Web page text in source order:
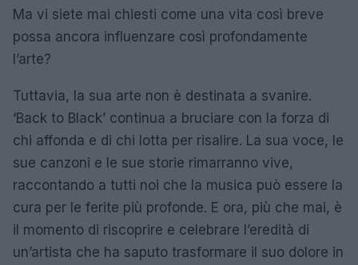
Ma vi siete mai chiesti come una vita così breve
possa ancora influenzare così profondamente
l’arte?
Tuttavia, la sua arte non è destinata a svanire.
‘Back to Black’ continua a bruciare con la forza di
chi affonda e di chi lotta per risalire. La sua voce, le
sue canzoni e le sue storie rimarranno vive,
raccontando a tutti noi che la musica può essere la
cura per le ferite più profonde. E ora, più che mai, è
il momento di riscoprire e celebrare l’eredità di
un’artista che ha saputo trasformare il suo dolore in